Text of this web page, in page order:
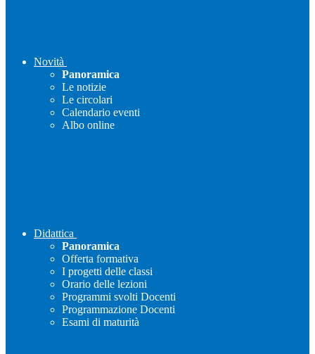
Novità
Panoramica
Le notizie
Le circolari
Calendario eventi
Albo online
Didattica
Panoramica
Offerta formativa
I progetti delle classi
Orario delle lezioni
Programmi svolti Docenti
Programmazione Docenti
Esami di maturità